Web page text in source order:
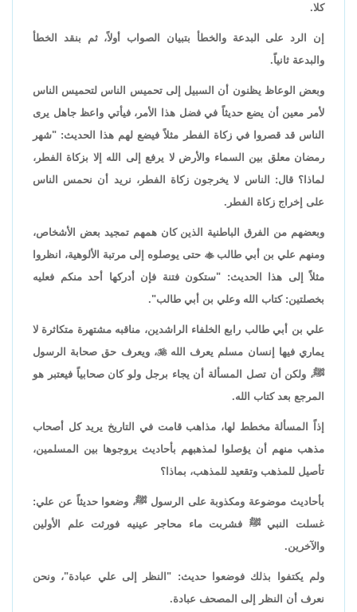
كلا.
إن الرد على البدعة والخطأ بتبيان الصواب أولاً، ثم بنقد الخطأ
والبدعة ثانياً.
وبعض الوعاظ يظنون أن السبيل إلى تحميس الناس لتحميس الناس
لأمر معين أن يضع حديثاً في فضل هذا الأمر، فيأتي واعظ جاهل يرى
الناس قد قصروا في زكاة الفطر مثلاً فيضع لهم هذا الحديث: "شهر
رمضان معلق بين السماء والأرض لا يرفع إلى الله إلا بزكاة الفطر،
لماذا؟ قال: الناس لا يخرجون زكاة الفطر، نريد أن نحمس الناس
على إخراج زكاة الفطر.
وبعضهم من الفرق الباطنية الذين كان همهم تمجيد بعض الأشخاص،
ومنهم علي بن أبي طالب حتى يوصلوه إلى مرتبة الألوهية، انظروا
مثلاً إلى هذا الحديث: "ستكون فتنة فإن أدركها أحد منكم فعليه
بخصلتين: كتاب الله وعلي بن أبي طالب".
علي بن أبي طالب رابع الخلفاء الراشدين، مناقبه مشتهرة متكاثرة لا
يماري فيها إنسان مسلم يعرف الله، ويعرف حق صحابة الرسول
ﷺ، ولكن أن تصل المسألة أن يجاء برجل ولو كان صحابياً فيعتبر هو
المرجع بعد كتاب الله.
إذاً المسألة مخطط لها، مذاهب قامت في التاريخ يريد كل أصحاب
مذهب منهم أن يؤصلوا لمذهبهم بأحاديث يروجوها بين المسلمين،
تأصيل للمذهب وتقعيد للمذهب، بماذا؟
بأحاديث موضوعة ومكذوبة على الرسول ﷺ، وضعوا حديثاً عن علي:
غسلت النبي ﷺ فشربت ماء محاجر عينيه فورثت علم الأولين
والآخرين.
ولم يكتفوا بذلك فوضعوا حديث: "النظر إلى علي عبادة"، ونحن
نعرف أن النظر إلى المصحف عبادة.